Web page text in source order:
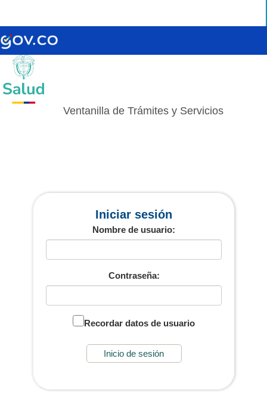
Ventanilla de Trámites y Servicios
Iniciar sesión
Nombre de usuario:
Contraseña:
Recordar datos de usuario